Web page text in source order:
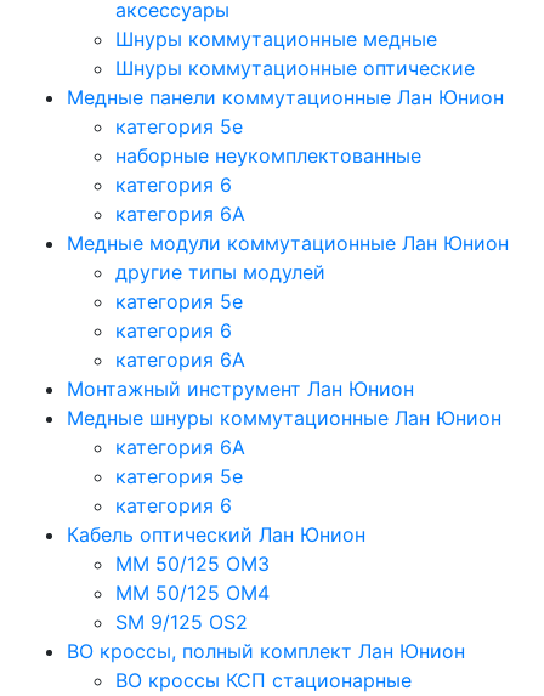
аксессуары
Шнуры коммутационные медные
Шнуры коммутационные оптические
Медные панели коммутационные Лан Юнион
категория 5e
наборные неукомплектованные
категория 6
категория 6A
Медные модули коммутационные Лан Юнион
другие типы модулей
категория 5е
категория 6
категория 6A
Монтажный инструмент Лан Юнион
Медные шнуры коммутационные Лан Юнион
категория 6A
категория 5e
категория 6
Кабель оптический Лан Юнион
MM 50/125 OM3
MM 50/125 OM4
SM 9/125 OS2
ВО кроссы, полный комплект Лан Юнион
ВО кроссы КСП стационарные